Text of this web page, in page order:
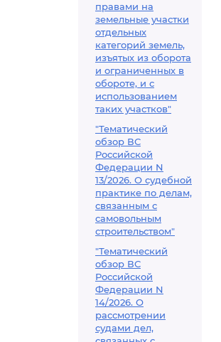
правами на
земельные участки
отдельных
категорий земель,
изъятых из оборота
и ограниченных в
обороте, и с
использованием
таких участков"
"Тематический
обзор ВС
Российской
Федерации N
13/2026. О судебной
практике по делам,
связанным с
самовольным
строительством"
"Тематический
обзор ВС
Российской
Федерации N
14/2026. О
рассмотрении
судами дел,